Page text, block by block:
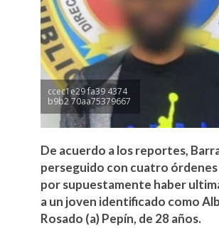
ccec1e29 fa39 4374
b9b2 70aa75379667
De acuerdo a los reportes,
perseguido con cuatro
por supuestamente haber
a un joven identificado como
Rosado (a) Pepín, de 28 años.